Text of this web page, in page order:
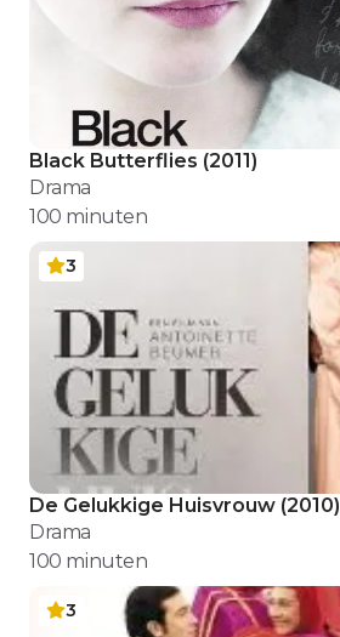
Black Butterflies (2011)
Drama
100 minuten
3
De Gelukkige Huisvrouw (2010)
Drama
100 minuten
3